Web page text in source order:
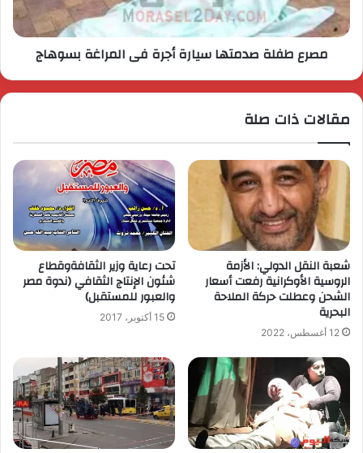
مصرع طفلة صدمتها سيارة أجرة فى المراغة بسوهاج
مقالات ذات صلة
شعبة النقل الدولي: الأزمة
الروسية الأوكرانية رفعت أسعار
الشحن وعطلت حركة الملاحة
البحرية
12 أغسطس، 2022
تحت رعاية وزير الثقافةوقطاع
شئون الإنتاج الثقافي (ندوة مصر
والعبور للمستقبل)
15 أكتوبر، 2017